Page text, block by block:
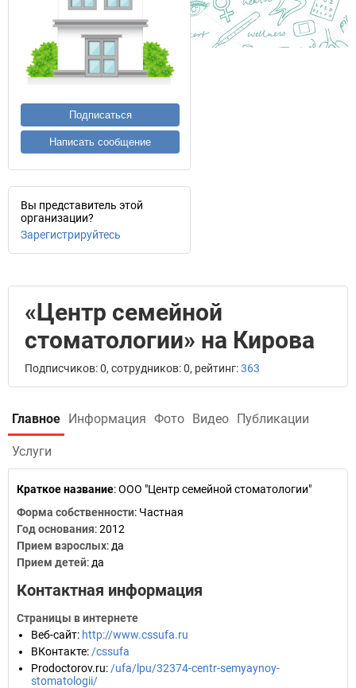
Подписаться
Написать сообщение
Вы представитель этой
организации?
Зарегистрируйтесь
«Центр семейной
стоматологии» на Кирова
Подписчиков: 0, сотрудников: 0, рейтинг:363
Главное Информация Фото Видео Публикации
Услуги
Краткое название:ООО "Центр семейной стоматологии"
Форма собственности: Частная
Год основания:2012
Прием взрослых: да
Прием детей: да
Контактная информация
Страницы в интернете
Веб-сайт: http://www.cssufa.ru
ВКонтакте: /cssufa
Prodoctorov.ru: /ufa/lpu/32374-centr-semyaynoy-
stomatologii/